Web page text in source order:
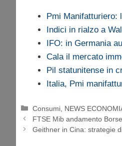
Pmi Manifatturiero:
Indici in rialzo a
IFO: in Germania
Cala il mercato
Pil statunitense in
Italia, Pmi
Categorie
Consumi NEWS
FTSE Mib andamento
Geithner in Cina: strategie